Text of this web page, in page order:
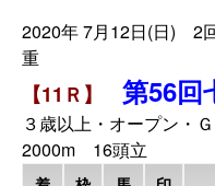
2020年 7月12日(日)
重
【11Ｒ】 第56回
３歳以上・オープン
2000m 16頭立